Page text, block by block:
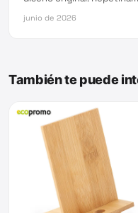
junio de 2026
También te puede